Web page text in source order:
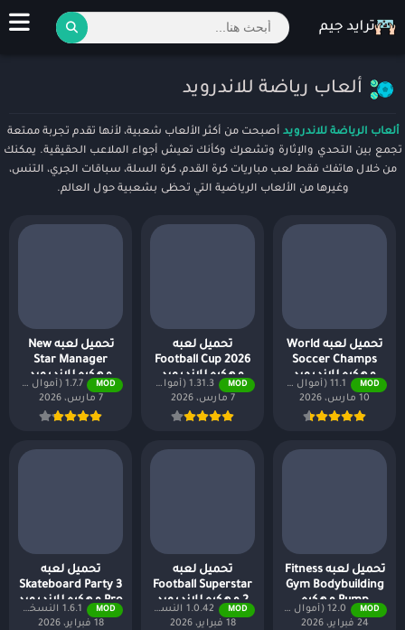
ألعاب رياضة للاندرويد
ألعاب الرياضة للاندرويد أصبحت من أكثر الألعاب شعبية، لأنها تقدم تجربة ممتعة
تجمع بين التحدي والإثارة وتشعرك وكأنك تعيش أجواء الملاعب الحقيقية. يمكنك
من خلال هاتفك فقط لعب مباريات كرة القدم، كرة السلة، سباقات الجري، التنس،
وغيرها من الألعاب الرياضية التي تحظى بشعبية حول العالم.
تحميل لعبه World
Soccer Champs
مهكره للاندرويد
2026
MOD
11.1 (أموال لا نهائية + جميع المستويات)
10 مارس، 2026
تحميل لعبه
Football Cup 2026
مهكره للاندرويد
MOD
1.31.3 (أموال لا نهائية + جميع المستويات)
7 مارس، 2026
تحميل لعبه New
Star Manager
مهكره للاندرويد
2026
MOD
1.7.7 (أموال لا نهائية + جميع المستويات)
7 مارس، 2026
تحميل لعبه Fitness
Gym Bodybuilding
Pump مهكره
للاندرويد 2026
MOD
12.0 (أموال لا نهائية + جميع المستويات)
24 فبراير، 2026
تحميل لعبه
Football Superstar
2 مهكره للاندرويد
2026
MOD
1.0.42 النسخة المدفوعة مجانًا
18 فبراير، 2026
تحميل لعبه
Skateboard Party 3
Pro مهكره للاندرويد
2026
MOD
1.6.1 النسخة المدفوعة مجانًا
18 فبراير، 2026